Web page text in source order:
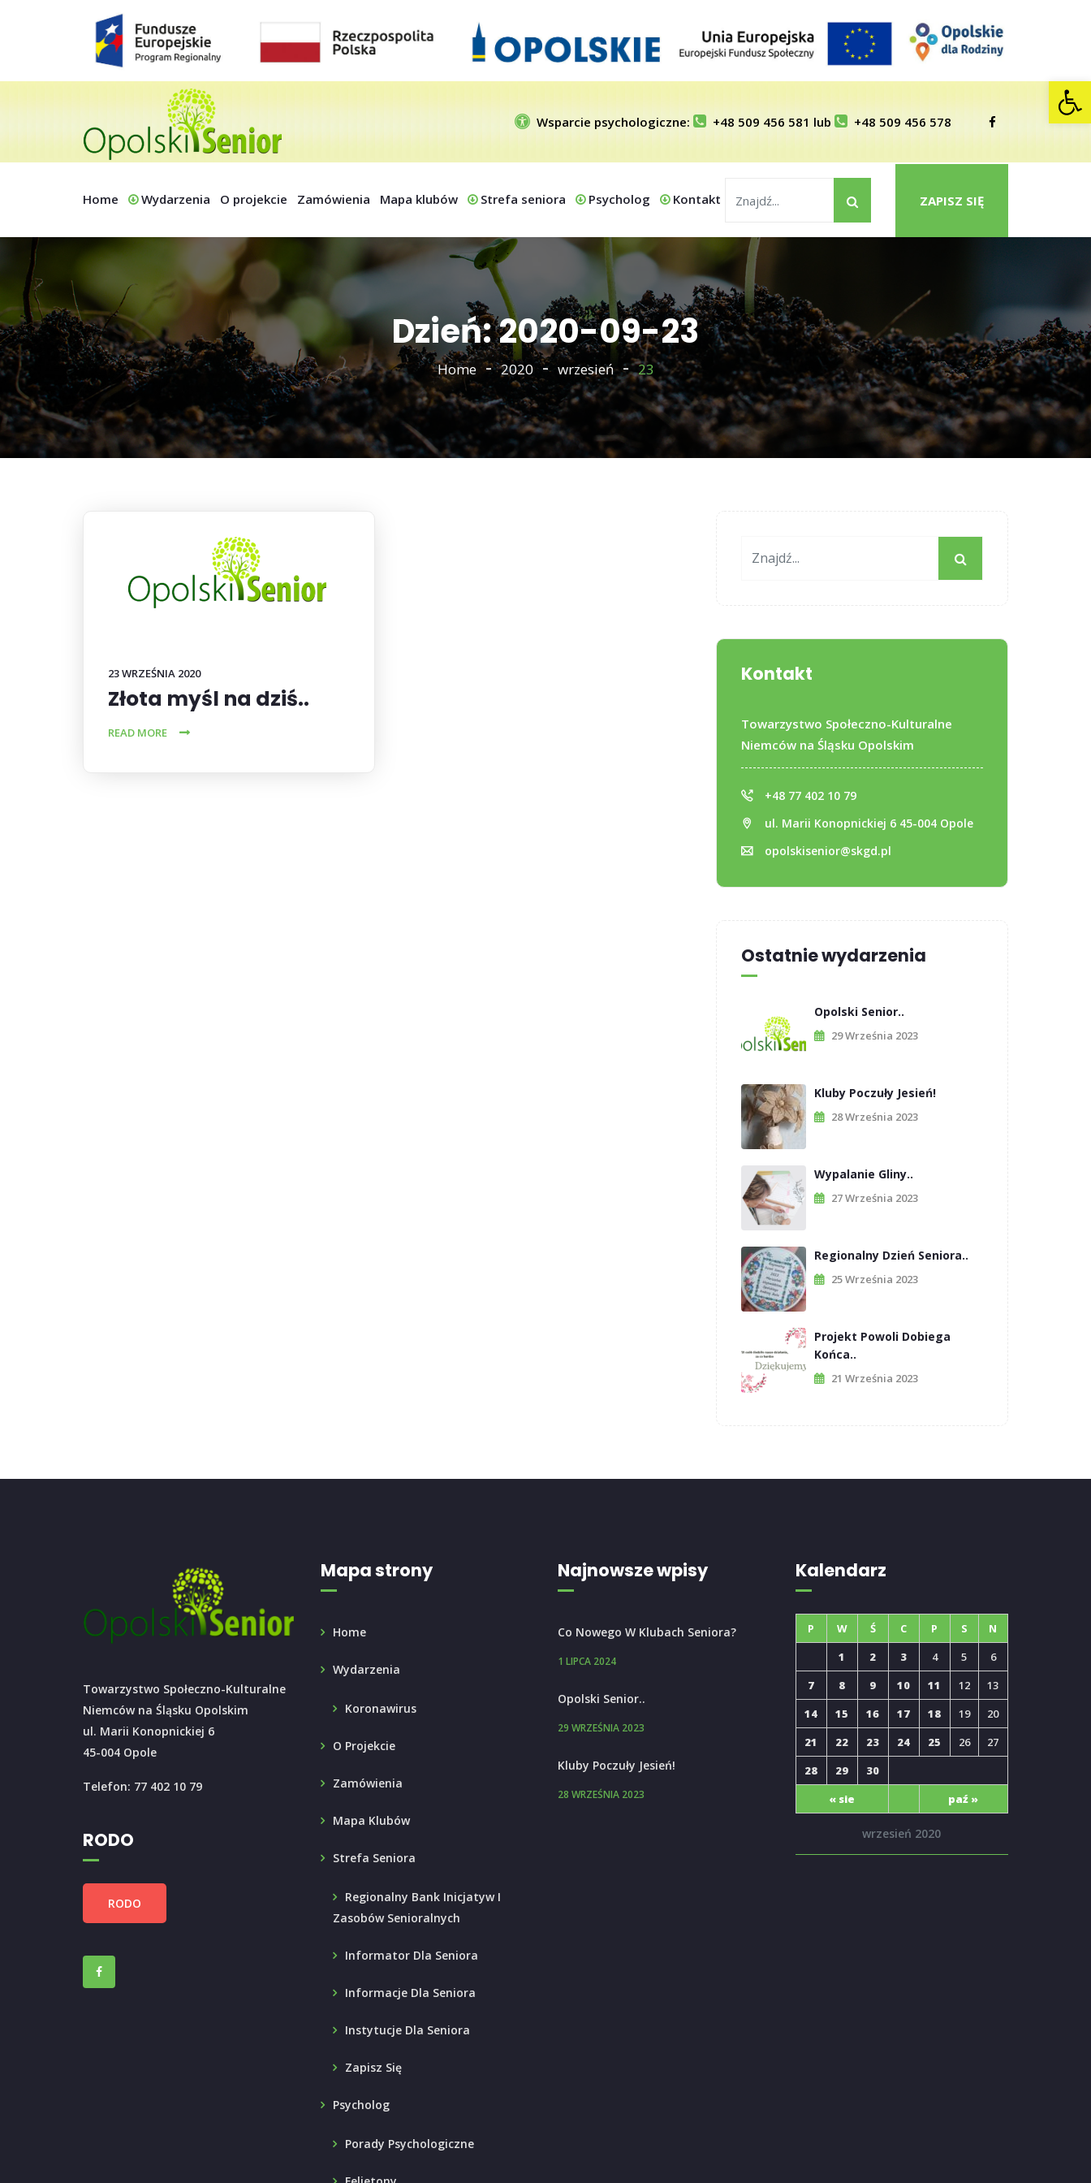
Wsparcie psychologiczne: +48 509 456 581 lub +48 509 456 578
Home Wydarzenia O projekcie Zamówienia Mapa klubów Strefa seniora Psycholog Kontakt ZAPISZ SIĘ
Dzień: 2020-09-23
Home 2020 wrzesień 23
23 WRZEŚNIA 2020
Złota myśl na dziś..
READ MORE
Kontakt
Towarzystwo Społeczno-Kulturalne
Niemców na Śląsku Opolskim
+48 77 402 10 79
ul. Marii Konopnickiej 6 45-004 Opole
opolskisenior@skgd.pl
Ostatnie wydarzenia
Opolski Senior..
29 Września 2023
Kluby Poczuły Jesień!
28 Września 2023
Wypalanie Gliny..
27 Września 2023
Regionalny Dzień Seniora..
25 Września 2023
Projekt Powoli Dobiega
Końca..
21 Września 2023
Towarzystwo Społeczno-Kulturalne
Niemców na Śląsku Opolskim
ul. Marii Konopnickiej 6
45-004 Opole
Telefon: 77 402 10 79
RODO
RODO
Mapa strony
Home
Wydarzenia
Koronawirus
O Projekcie
Zamówienia
Mapa Klubów
Strefa Seniora
Regionalny Bank Inicjatyw I
Zasobów Senioralnych
Informator Dla Seniora
Informacje Dla Seniora
Instytucje Dla Seniora
Zapisz Się
Psycholog
Porady Psychologiczne
Najnowsze wpisy
Co Nowego W Klubach Seniora?
1 LIPCA 2024
Opolski Senior..
29 WRZEŚNIA 2023
Kluby Poczuły Jesień!
28 WRZEŚNIA 2023
Kalendarz
wrzesień 2020
P W Ś C P S N
« sie paź »
1 2 3 4 5
6
7
8 9 10 11 12
13
14
15 16 17 18 19
20
21
22 23 24 25 26
27
28
29 30